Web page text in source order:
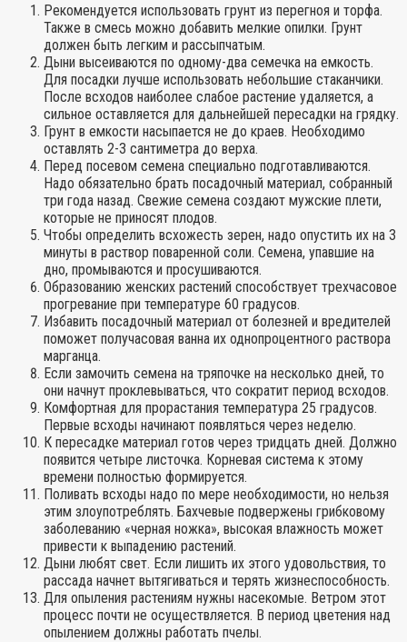
Рекомендуется использовать грунт из перегноя и торфа.
Также в смесь можно добавить мелкие опилки. Грунт
должен быть легким и рассыпчатым.
Дыни высеиваются по одному-два семечка на емкость.
Для посадки лучше использовать небольшие стаканчики.
После всходов наиболее слабое растение удаляется, а
сильное оставляется для дальнейшей пересадки на грядку.
Грунт в емкости насыпается не до краев. Необходимо
оставлять 2-3 сантиметра до верха.
Перед посевом семена специально подготавливаются.
Надо обязательно брать посадочный материал, собранный
три года назад. Свежие семена создают мужские плети,
которые не приносят плодов.
Чтобы определить всхожесть зерен, надо опустить их на 3
минуты в раствор поваренной соли. Семена, упавшие на
дно, промываются и просушиваются.
Образованию женских растений способствует трехчасовое
прогревание при температуре 60 градусов.
Избавить посадочный материал от болезней и вредителей
поможет получасовая ванна их однопроцентного раствора
марганца.
Если замочить семена на тряпочке на несколько дней, то
они начнут проклевываться, что сократит период всходов.
Комфортная для прорастания температура 25 градусов.
Первые всходы начинают появляться через неделю.
К пересадке материал готов через тридцать дней. Должно
появится четыре листочка. Корневая система к этому
времени полностью формируется.
Поливать всходы надо по мере необходимости, но нельзя
этим злоупотреблять. Бахчевые подвержены грибковому
заболеванию «черная ножка», высокая влажность может
привести к выпадению растений.
Дыни любят свет. Если лишить их этого удовольствия, то
рассада начнет вытягиваться и терять жизнеспособность.
Для опыления растениям нужны насекомые. Ветром этот
процесс почти не осуществляется. В период цветения над
опылением должны работать пчелы.